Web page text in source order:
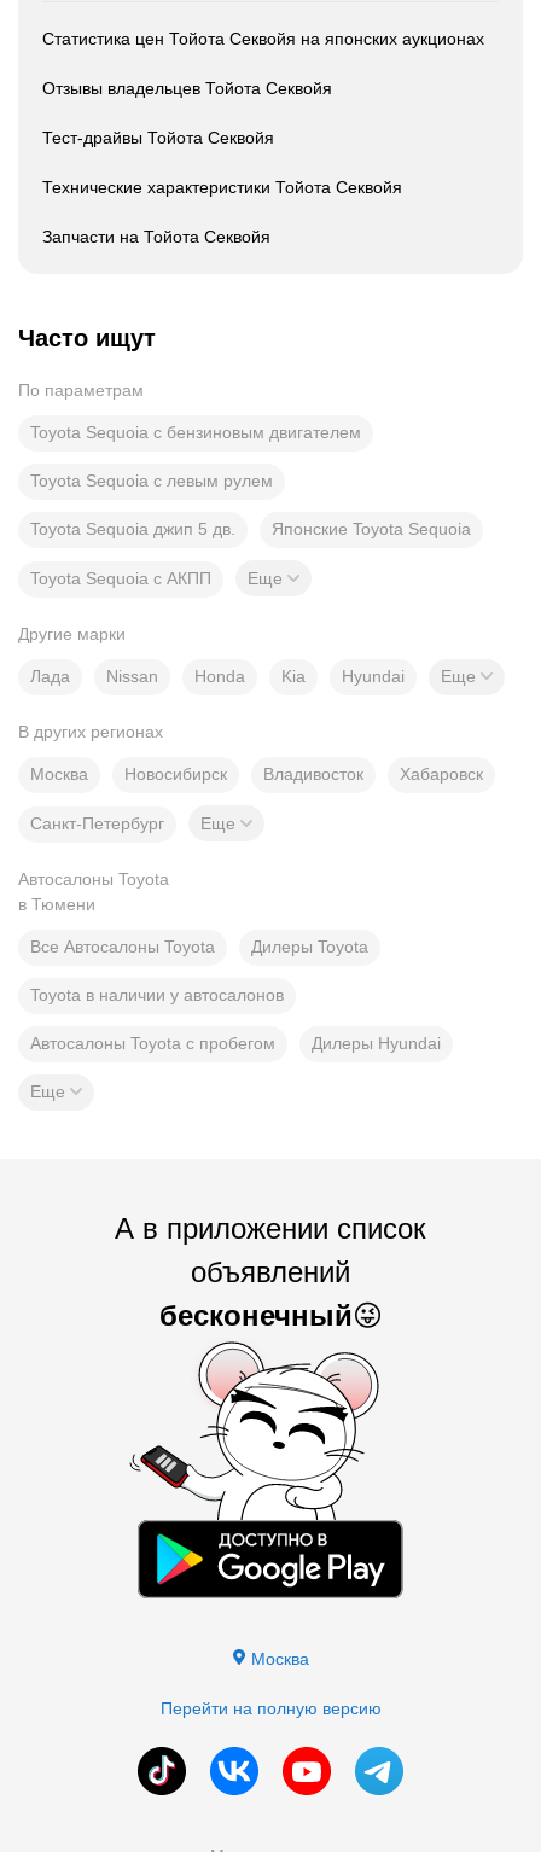
Статистика цен Тойота Секвойя на японских аукционах
Отзывы владельцев Тойота Секвойя
Тест-драйвы Тойота Секвойя
Технические характеристики Тойота Секвойя
Запчасти на Тойота Секвойя
Часто ищут
По параметрам
Toyota Sequoia с бензиновым двигателем
Toyota Sequoia с левым рулем
Toyota Sequoia джип 5 дв. Японские Toyota Sequoia
Toyota Sequoia с АКПП Еще
Другие марки
Лада Nissan Honda Kia Hyundai Еще
В других регионах
Москва Новосибирск Владивосток Хабаровск
Санкт-Петербург Еще
Автосалоны Toyota
в Тюмени
Все Автосалоны Toyota Дилеры Toyota
Toyota в наличии у автосалонов
Автосалоны Toyota с пробегом Дилеры Hyundai
Еще
А в приложении список
объявлений
бесконечный😜
Москва
Перейти на полную версию